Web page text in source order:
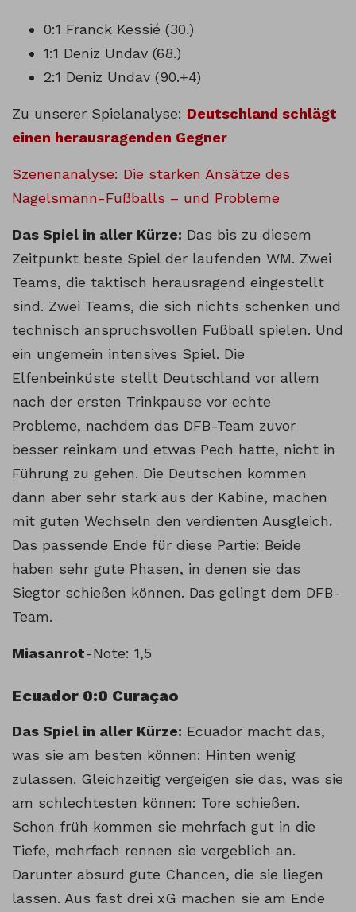
0:1 Franck Kessié (30.)
1:1 Deniz Undav (68.)
2:1 Deniz Undav (90.+4)
Zu unserer Spielanalyse: Deutschland schlägt
einen herausragenden Gegner
Szenenanalyse: Die starken Ansätze des
Nagelsmann-Fußballs – und Probleme
Das Spiel in aller Kürze: Das bis zu diesem
Zeitpunkt beste Spiel der laufenden WM. Zwei
Teams, die taktisch herausragend eingestellt
sind. Zwei Teams, die sich nichts schenken und
technisch anspruchsvollen Fußball spielen. Und
ein ungemein intensives Spiel. Die
Elfenbeinküste stellt Deutschland vor allem
nach der ersten Trinkpause vor echte
Probleme, nachdem das DFB-Team zuvor
besser reinkam und etwas Pech hatte, nicht in
Führung zu gehen. Die Deutschen kommen
dann aber sehr stark aus der Kabine, machen
mit guten Wechseln den verdienten Ausgleich.
Das passende Ende für diese Partie: Beide
haben sehr gute Phasen, in denen sie das
Siegtor schießen können. Das gelingt dem DFB-
Team.
Miasanrot-Note: 1,5
Ecuador 0:0 Curaçao
Das Spiel in aller Kürze: Ecuador macht das,
was sie am besten können: Hinten wenig
zulassen. Gleichzeitig vergeigen sie das, was sie
am schlechtesten können: Tore schießen.
Schon früh kommen sie mehrfach gut in die
Tiefe, mehrfach rennen sie vergeblich an.
Darunter absurd gute Chancen, die sie liegen
lassen. Aus fast drei xG machen sie am Ende